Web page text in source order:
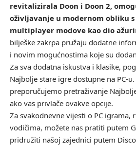
revitalizirala Doon i Doon 2,
oživljavanje u modernom obliku s
multiplayer modove kao dio
bilješke zakrpa pružaju dodatne
i novim mogućnostima koje su
Za sva dodatna iskustva i klasike,
Najbolje stare igre dostupne na PC-u.
preporučujemo pretraživanje
ako vas privlače ovakve opcije.
Za svakodnevne vijesti o PC igrama,
vodičima, možete nas pratiti putem
pridružiti našoj zajednici putem